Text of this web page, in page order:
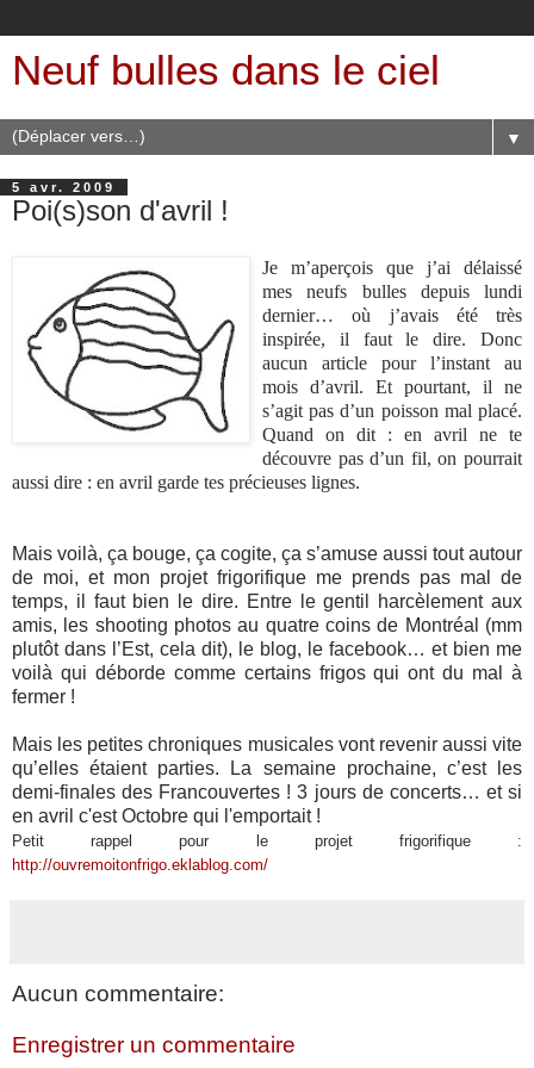
Neuf bulles dans le ciel
▼
5 avr. 2009
Poi(s)son d'avril !
Je m’aperçois que j’ai délaissé
mes neufs bulles depuis lundi
dernier… où j’avais été très
inspirée, il faut le dire. Donc
aucun article pour l’instant au
mois d’avril. Et pourtant, il ne
s’agit pas d’un poisson mal placé.
Quand on dit : en avril ne te
découvre pas d’un fil, on pourrait
aussi dire : en avril garde tes précieuses lignes.
Mais voilà, ça bouge, ça cogite, ça s’amuse aussi tout autour
de moi, et mon projet frigorifique me prends pas mal de
temps, il faut bien le dire. Entre le gentil harcèlement aux
amis, les shooting photos au quatre coins de Montréal (mm
plutôt dans l’Est, cela dit), le blog, le facebook… et bien me
voilà qui déborde comme certains frigos qui ont du mal à
fermer !
Mais les petites chroniques musicales vont revenir aussi vite
qu’elles étaient parties. La semaine prochaine, c’est les
demi-finales des Francouvertes ! 3 jours de concerts… et si
en avril c'est Octobre qui l'emportait !
Petit rappel pour le projet frigorifique :
http://ouvremoitonfrigo.eklablog.com/
Aucun commentaire:
Enregistrer un commentaire